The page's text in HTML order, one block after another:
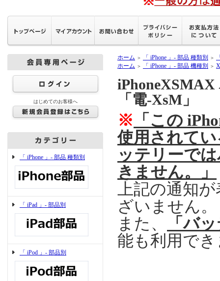
はじめてのお客様へ
「 iPhone 」- 部品 種類別
「 iPad 」- 部品別
「 iPod 」- 部品別
ホーム ＞ 「 iPhone 」- 部品 種類別 ＞
ホーム ＞ 「 iPhone 」- 部品 機種別 ＞
「電-XsM」
※ 「この
使用されて
ッテリーで
きません。」
上記の通知
ざいません。
また、
「バ
能も利用で